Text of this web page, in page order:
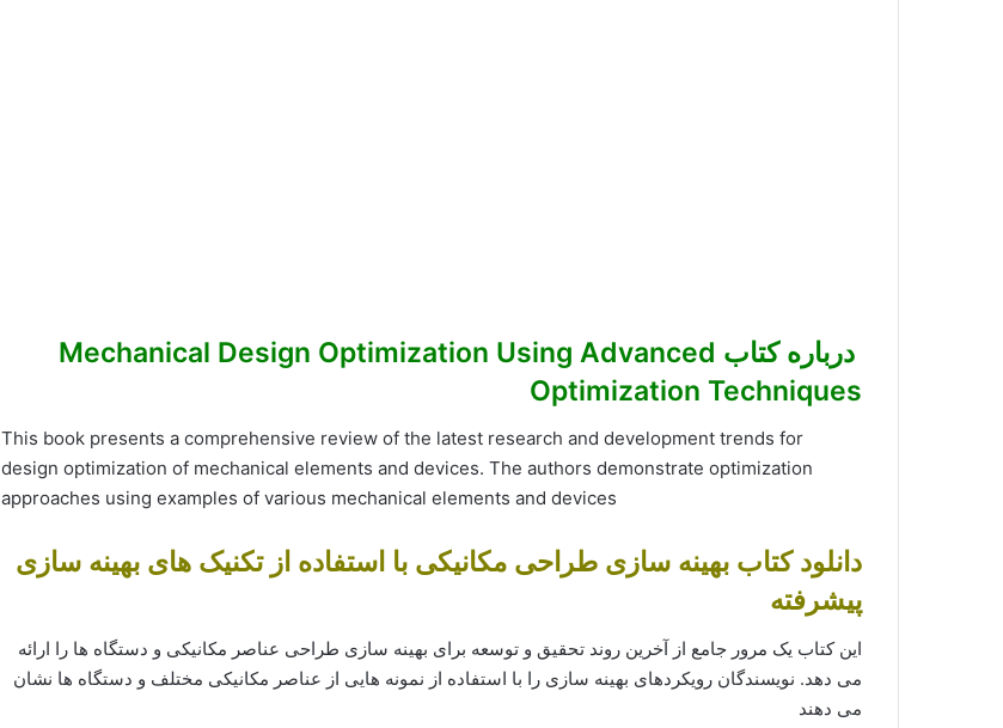
درباره کتاب Mechanical Design Optimization Using Advanced
Optimization Techniques
This book presents a comprehensive review of the latest research and development trends for
design optimization of mechanical elements and devices. The authors demonstrate optimization
approaches using examples of various mechanical elements and devices
دانلود کتاب بهینه سازی طراحی مکانیکی با استفاده از تکنیک های بهینه سازی
پیشرفته
این کتاب یک مرور جامع از آخرین روند تحقیق و توسعه برای بهینه سازی طراحی عناصر مکانیکی و دستگاه ها را ارائه
می دهد. نویسندگان رویکردهای بهینه سازی را با استفاده از نمونه هایی از عناصر مکانیکی مختلف و دستگاه ها نشان
می دهند